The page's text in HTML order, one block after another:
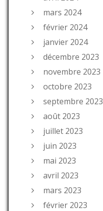
mars 2024
février 2024
janvier 2024
décembre 2023
novembre 2023
octobre 2023
septembre 2023
août 2023
juillet 2023
juin 2023
mai 2023
avril 2023
mars 2023
février 2023